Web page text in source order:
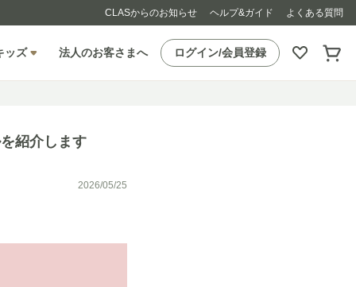
CLASからのお知らせ ヘルプ&ガイド よくある質問
ッズ 法人のお客さまへ ログイン/会員登録
紹介します
2026/05/25